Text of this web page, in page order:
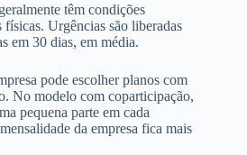
têm condições
físicas. Urgências são liberadas
em 30 dias, em média.
pode escolher planos com
No modelo com coparticipação,
pequena parte em cada
da empresa fica mais